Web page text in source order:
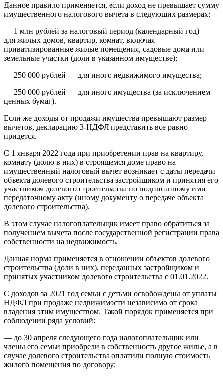
Данное правило применяется, если доход не превышает сумму
имущественного налогового вычета в следующих размерах:
— 1 млн рублей за налоговый период (календарный год) —
для жилых домов, квартир, комнат, включая
приватизированные жилые помещения, садовые дома или
земельные участки (доли в указанном имуществе);
— 250 000 рублей — для иного недвижимого имущества;
— 250 000 рублей — для иного имущества (за исключением
ценных бумаг).
Если же доходы от продажи имущества превышают размер
вычетов, декларацию 3-НДФЛ представить все равно
придется.
С 1 января 2022 года при приобретении прав на квартиру,
комнату (долю в них) в строящемся доме право на
имущественный налоговый вычет возникает с даты передачи
объекта долевого строительства застройщиком и принятия его
участником долевого строительства по подписанному ими
передаточному акту (иному документу о передаче объекта
долевого строительства).
В этом случае налогоплательщик имеет право обратиться за
получением вычета после государственной регистрации права
собственности на недвижимость.
Данная норма применяется в отношении объектов долевого
строительства (доли в них), переданных застройщиком и
принятых участником долевого строительства с 01.01.2022.
С доходов за 2021 год семьи с детьми освобождены от уплаты
НДФЛ при продаже недвижимости независимо от срока
владения этим имуществом. Такой порядок применяется при
соблюдении ряда условий:
— до 30 апреля следующего года налогоплательщик или
члены его семьи приобрели в собственность другое жилье, а в
случае долевого строительства оплатили полную стоимость
жилого помещения по договору;